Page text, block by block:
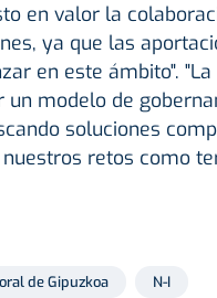
en valor la
ya que las
en este ámbito".
modelo de
soluciones
retos como
de Gipuzkoa N-I